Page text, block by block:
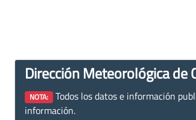
Dirección Meteorológica de
NOTA: Todos los datos e información
información.